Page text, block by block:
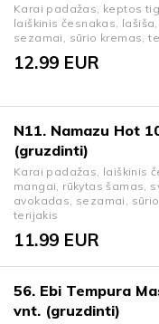
Karai padažas, keptos
laiškinis česnakas,
sezamai, sūrio kremas,
12.99 EUR
N11. Namazu Hot
(gruzdinti)
Karai padažas, laiškinis
mangai, rūkytas šamas,
avokadas, sezamai, sūrio
terijakis
11.99 EUR
56. Ebi Tempura
vnt. (gruzdinti)